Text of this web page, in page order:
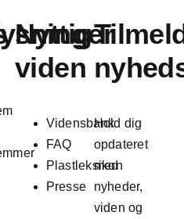
Nyttig
viden
Vidensbank
FAQ
Plastleksikon
Presse
Hold dig
opdateret
med
nyheder,
viden og